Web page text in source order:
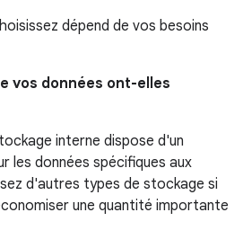
dépend de vos besoins
vos données ont-elles
interne dispose d'un
les données spécifiques aux
d'autres types de stockage si
une quantité importante